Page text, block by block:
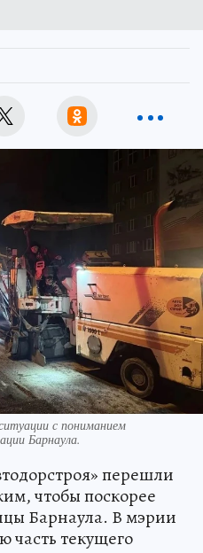
с пониманием
Барнаула.
перешли
чтобы поскорее
Барнаула. В мэрии
часть текущего